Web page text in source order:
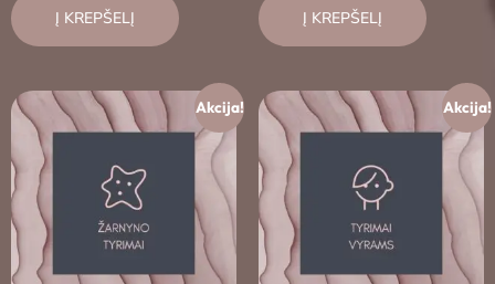
Į KREPŠELĮ Į KREPŠELĮ
Akcija! Akcija!